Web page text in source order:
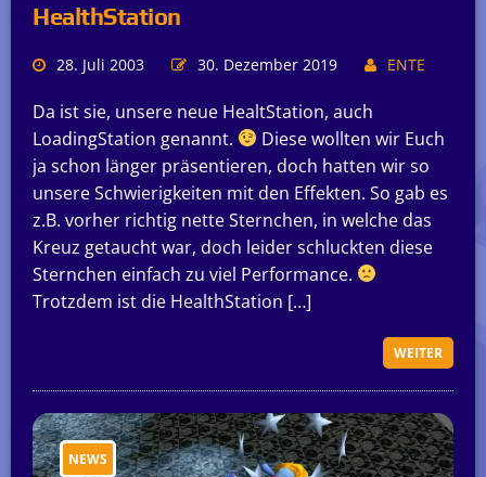
HealthStation
28. Juli 2003 30. Dezember 2019 ENTE
Da ist sie, unsere neue HealtStation, auch
LoadingStation genannt.
Diese wollten wir Euch
ja schon länger präsentieren, doch hatten wir so
unsere Schwierigkeiten mit den Effekten. So gab es
z.B. vorher richtig nette Sternchen, in welche das
Kreuz getaucht war, doch leider schluckten diese
Sternchen einfach zu viel Performance.
Trotzdem ist die HealthStation […]
WEITER
NEWS